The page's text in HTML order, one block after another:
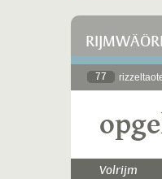
77
Volrijm